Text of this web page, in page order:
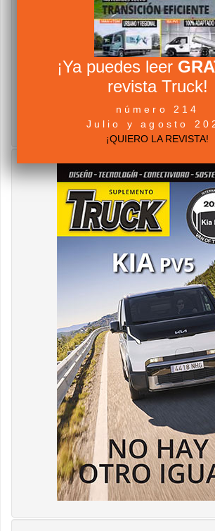
¡Ya puedes leer
revista Truck!
número 214
Julio y agosto
¡QUIERO LA REVISTA!